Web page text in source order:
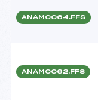
ANAM0064.FFS
ANAM0062.FFS